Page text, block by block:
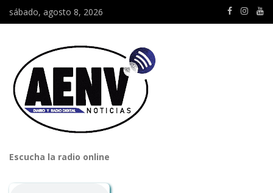
sábado, agosto 8, 2026
Escucha la radio online